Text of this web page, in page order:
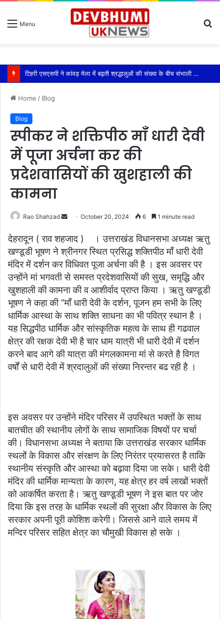
Menu
Home / Blog
Blog
स्पीकर ने शक्तिपीठ माँ धारी देवी
में पूजा अर्चना कर की
प्रदेशवासियों की खुशहाली की
कामना
Rao Shahzad
Send
email
October 20, 2024 6 1 minute read
देहरादून ( राव शहजाद ) । उत्तराखंड विधानसभा अध्यक्ष ऋतु
खण्डूडी भूषण ने श्रीनगर स्थित प्रसिद्ध शक्तिपीठ माँ धारी देवी
मंदिर में दर्शन कर विधिवत पूजा अर्चना की है । इस अवसर पर
उन्होंने मां भगवती से समस्त प्रदेशवासियों की सुख, समृद्धि और
खुशहाली की कामना की व आशीर्वाद प्राप्त किया । ऋतु खण्डूडी
भूषण ने कहा की “माँ धारी देवी के दर्शन, पूजन हम सभी के लिए
धार्मिक आस्था के साथ शक्ति साधना का भी पवित्र स्थान है ।
यह सिद्धपीठ धार्मिक और सांस्कृतिक महत्व के साथ ही गढवाल
क्षेत्र की रक्षक देवी भी है चार धाम यात्री भी धारी देवी में दर्शन
करने बाद आगे की यात्रा की मंगलकामना मां से करते है विगत
वर्षों से धारी देवी में श्रदालुओं की संख्या निरन्तर बढ रही है ।
इस अवसर पर उन्होंने मंदिर परिसर में उपस्थित भक्तों के साथ
बातचीत की स्थानीय लोगों के साथ सामाजिक विषयों पर चर्चा
की। विधानसभा अध्यक्ष ने बताया कि उत्तराखंड सरकार धार्मिक
स्थलों के विकास और संरक्षण के लिए निरंतर प्रयासरत है ताकि
स्थानीय संस्कृति और आस्था को बढ़ावा दिया जा सके। धारी देवी
मंदिर की धार्मिक मान्यता के कारण, यह क्षेत्र हर वर्ष लाखों भक्तों
को आकर्षित करता है। ऋतु खण्डूडी भूषण ने इस बात पर जोर
दिया कि इस तरह के धार्मिक स्थलों की सुरक्षा और विकास के लिए
सरकार अपनी पूरी कोशिश करेगी। जिससे आने वाले समय में
मन्दिर परिसर सहित क्षेत्र का चौमुखी विकास हो सके ।